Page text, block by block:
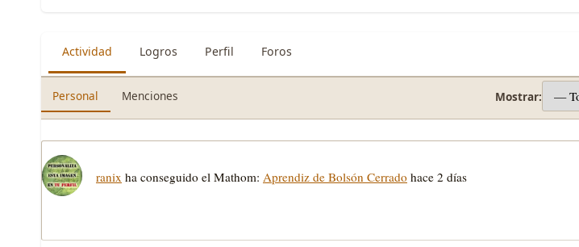
Actividad Logros Perfil Foros
Personal Menciones Mostrar:
ranix ha conseguido el Mathom: Aprendiz de Bolsón Cerrado hace 2 días